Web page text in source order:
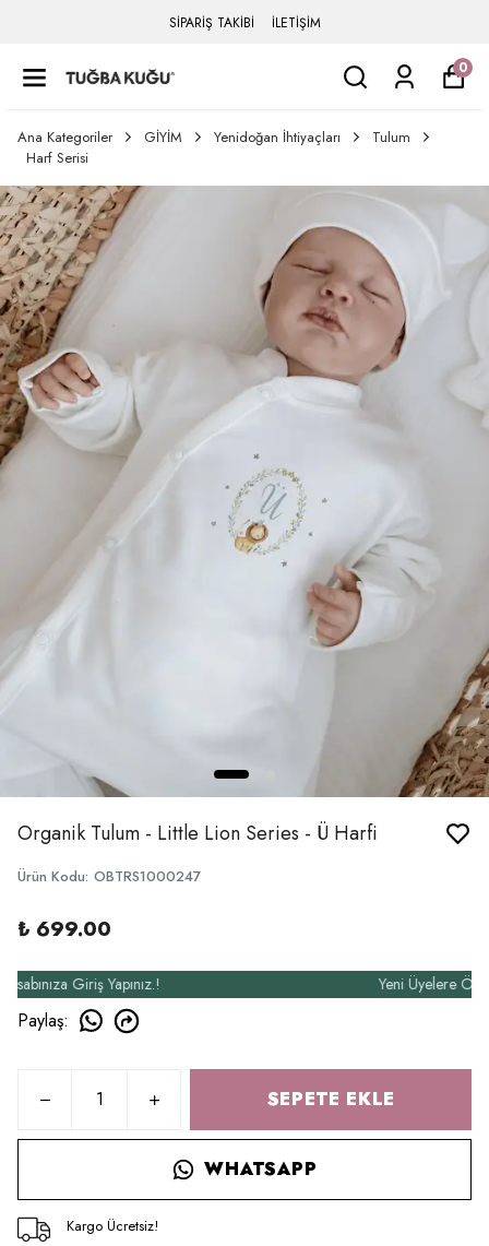
SİPARİŞ TAKİBİ İLETİŞİM
0
Ana Kategoriler GİYİM Yenidoğan İhtiyaçları
Tulum
Harf Serisi
Organik Tulum - Little Lion Series - Ü Harfi
Ürün Kodu: OBTRS1000247
₺ 699.00
Giriş Yapınız.! Yeni Üyelere Özel
Paylaş:
SEPETE EKLE
WHATSAPP
Kargo Ücretsiz!